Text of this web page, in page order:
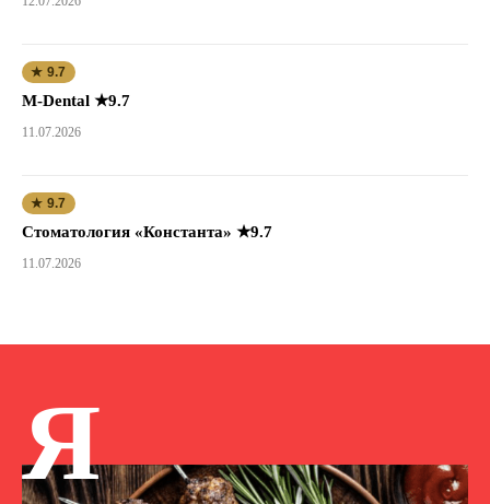
★ 9.7
M-Dental ★9.7
11.07.2026
★ 9.7
Стоматология «Константа» ★9.7
11.07.2026
Я